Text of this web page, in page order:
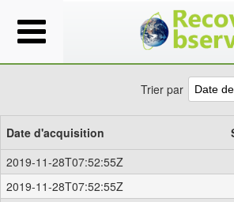
Trier par
Date d'acquisition
2019-11-28T07:52:55Z
2019-11-28T07:52:55Z